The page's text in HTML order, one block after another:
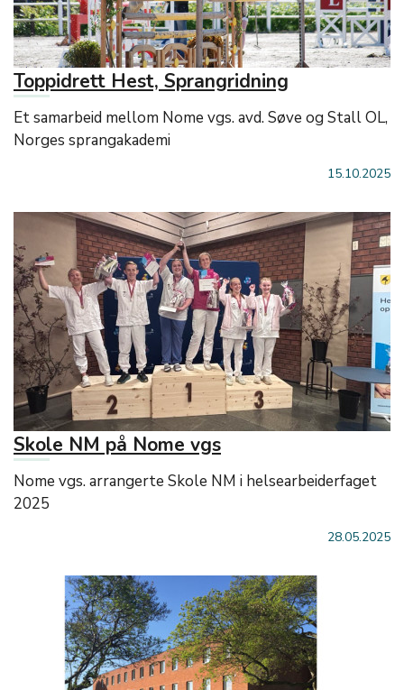
Toppidrett Hest, Sprangridning
Et samarbeid mellom Nome vgs. avd. Søve og Stall OL,
Norges sprangakademi
15.10.2025
Skole NM på Nome vgs
Nome vgs. arrangerte Skole NM i helsearbeiderfaget
2025
28.05.2025